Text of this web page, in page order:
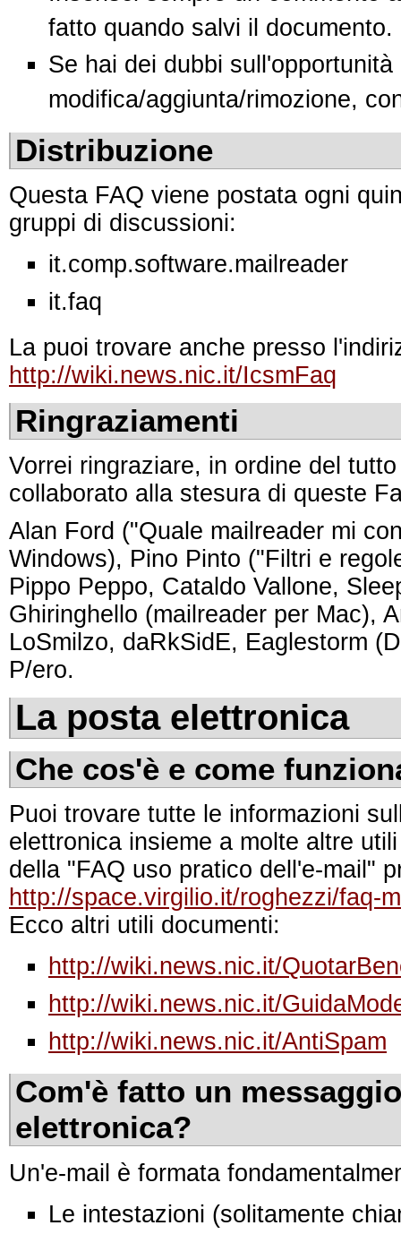
fatto quando salvi il documento.
Se hai dei dubbi
modifica/aggiunta/rimozione,
Distribuzione
Questa FAQ viene postata ogni
gruppi di discussioni:
it.comp.software.mailreader
it.faq
La puoi trovare anche presso
http://wiki.news.nic.it/IcsmFaq
Ringraziamenti
Vorrei ringraziare, in ordine del
collaborato alla stesura di queste
Alan Ford ("Quale mailreader mi
Windows), Pino Pinto ("Filtri e
Pippo Peppo, Cataldo Vallone,
Ghiringhello (mailreader per Mac),
LoSmilzo, daRkSidE, Eaglestorm
P/ero.
La posta elettronica
Che cos'è e come
Puoi trovare tutte le informazioni
elettronica insieme a molte altre
della "FAQ uso pratico dell'e-mail"
http://space.virgilio.it/roghezzi/faq-
Ecco altri utili documenti:
http://wiki.news.nic.it/
http://wiki.news.nic.it/
http://wiki.news.nic.it/AntiSpam
Com'è fatto un
elettronica?
Un'e-mail è formata
Le intestazioni (solitamente